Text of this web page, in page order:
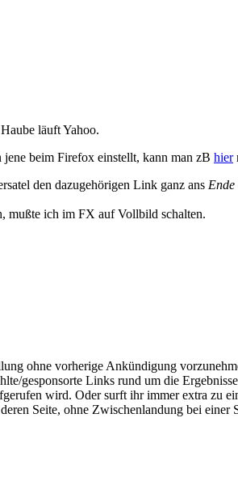
läuft Yahoo.
beim Firefox einstellt, kann man zB hier
den dazugehörigen Link ganz ans Ende
mußte ich im FX auf Vollbild schalten.
ohne vorherige Ankündigung
gesponsorte Links rund um die
wird. Oder surft ihr immer extra zu
Seite, ohne Zwischenlandung bei einer